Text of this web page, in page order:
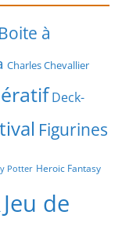
Boite à
Charles Chevallier
Deck-
Figurines
Potter Heroic Fantasy
Jeu de